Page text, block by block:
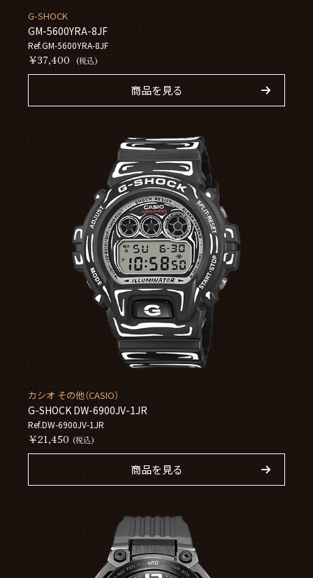
G-SHOCK
GM-5600YRA-8JF
Ref.GM-5600YRA-8JF
￥37,400 (税込)
商品を見る
カシオ その他（CASIO）
G-SHOCK DW-6900JV-1JR
Ref.DW-6900JV-1JR
￥21,450 (税込)
商品を見る